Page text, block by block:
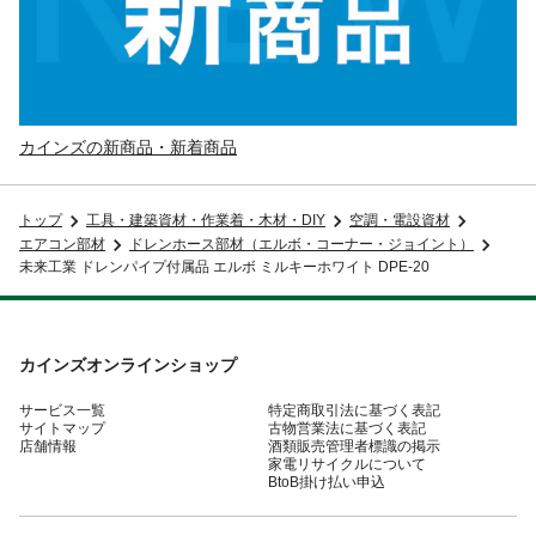
カインズの新商品・新着商品
トップ 工具・建築資材・作業着・木材・DIY
空調・電設資材
エアコン部材
ドレンホース部材（エルボ・コーナー・ジョイント）
未来工業 ドレンパイプ付属品 エルボ ミルキーホワイト DPE-20
カインズオンラインショップ
サービス一覧
サイトマップ
店舗情報
特定商取引法に基づく表記
古物営業法に基づく表記
酒類販売管理者標識の掲示
家電リサイクルについて
BtoB掛け払い申込